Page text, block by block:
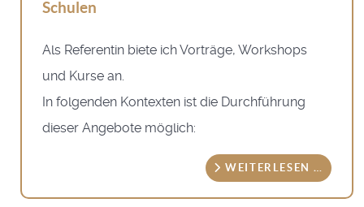
Schulen
Als Referentin biete ich Vorträge, Workshops
und Kurse an.
In folgenden Kontexten ist die Durchführung
dieser Angebote möglich:
WEITERLESEN …